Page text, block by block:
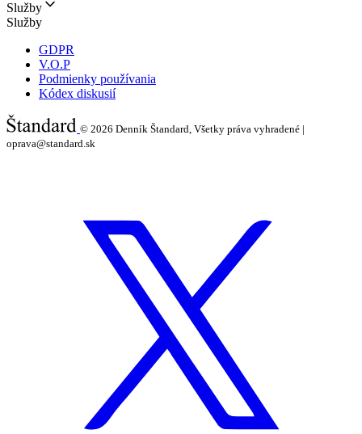
Služby
Služby
GDPR
V.O.P
Podmienky používania
Kódex diskusií
© 2026 Denník Štandard, Všetky práva vyhradené |
oprava@standard.sk